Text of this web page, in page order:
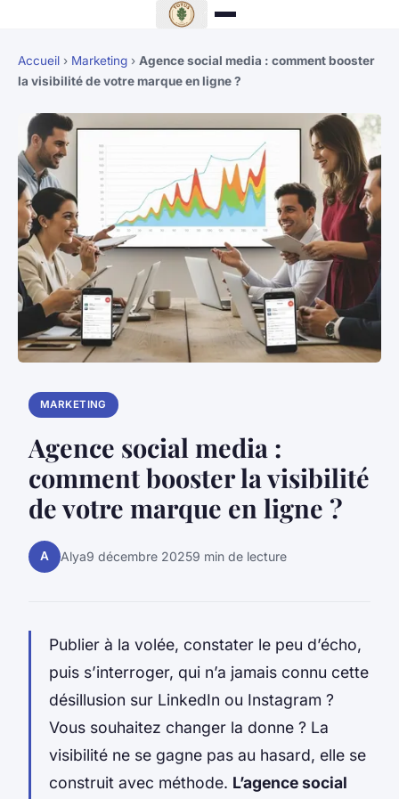
Accueil › Marketing › Agence social media : comment booster
la visibilité de votre marque en ligne ?
MARKETING
Agence social media :
comment booster la visibilité
de votre marque en ligne ?
A Alya9 décembre 20259 min de lecture
Publier à la volée, constater le peu d’écho,
puis s’interroger, qui n’a jamais connu cette
désillusion sur LinkedIn ou Instagram ?
Vous souhaitez changer la donne ? La
visibilité ne se gagne pas au hasard, elle se
construit avec méthode. L’agence social